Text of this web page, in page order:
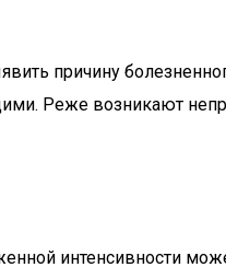
причину
Реже возникают
интенсивности